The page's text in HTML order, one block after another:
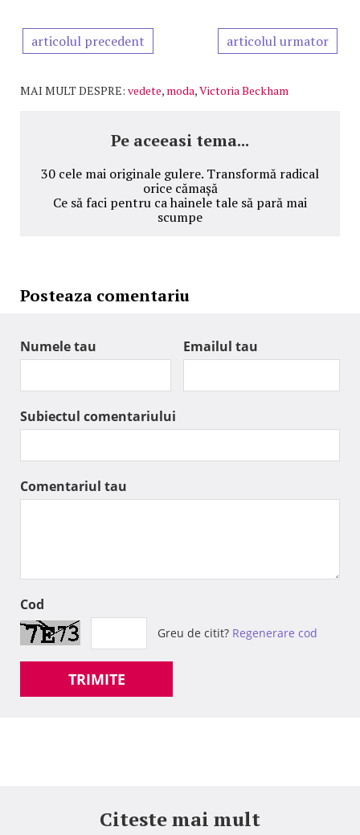
articolul precedent articolul urmator
MAI MULT DESPRE: vedete, moda,Victoria Beckham
Pe aceeasi tema...
30 cele mai originale gulere. Transformă radical
orice cămașă
Ce să faci pentru ca hainele tale să pară mai
scumpe
Posteaza comentariu
Numele tau Emailul tau
Subiectul comentariului
Comentariul tau
Cod
Greu de citit? Regenerare cod
TRIMITE
Citeste mai mult